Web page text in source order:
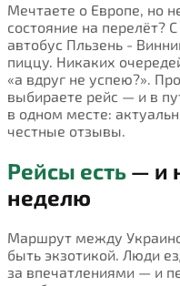
Мечтаете о Европе, но
состояние на перелёт?
автобус Пльзень -
пиццу. Никаких
«а вдруг не успею?».
выбираете рейс — и в
в одном месте:
честные отзывы.
Рейсы есть — и
неделю
Маршрут между
быть экзотикой. Люди
за впечатлениями — и